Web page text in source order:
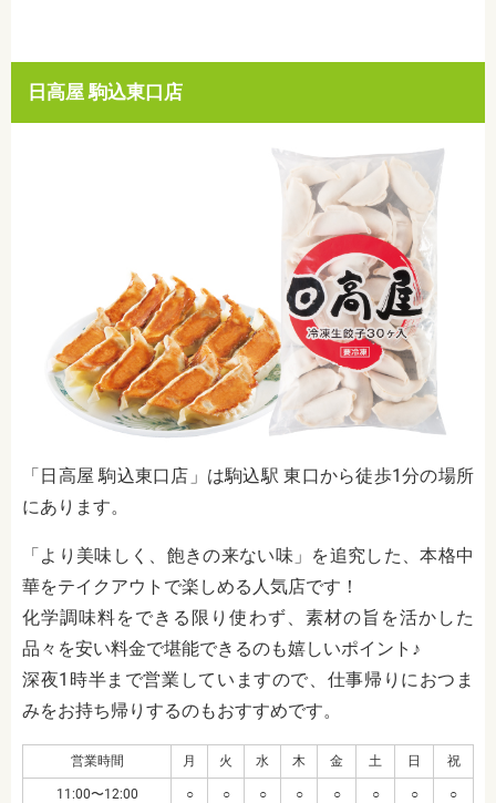
日高屋 駒込東口店
「日高屋 駒込東口店」は駒込駅 東口から徒歩1分の場所
にあります。
「より美味しく、飽きの来ない味」を追究した、本格中
華をテイクアウトで楽しめる人気店です！
化学調味料をできる限り使わず、素材の旨を活かした
品々を安い料金で堪能できるのも嬉しいポイント♪
深夜1時半まで営業していますので、仕事帰りにおつま
みをお持ち帰りするのもおすすめです。
営業時間 月 火 水 木 金 土 日 祝
11:00〜12:00 ○ ○ ○ ○ ○ ○ ○ ○